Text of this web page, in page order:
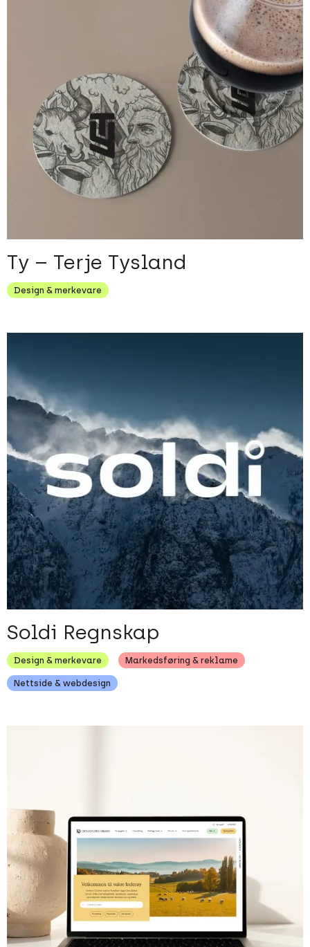
Ty – Terje Tysland
Design & merkevare
Soldi Regnskap
Design & merkevare Markedsføring & reklame
Nettside & webdesign